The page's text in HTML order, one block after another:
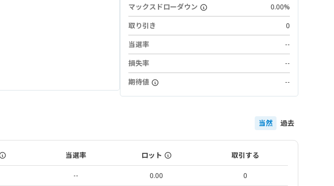
マックスドローダウン
0.00%
取り引き
0
当選率
--
損失率
--
期待値
--
当然 過去
当選率 ロット 取引する
-- 0.00 0